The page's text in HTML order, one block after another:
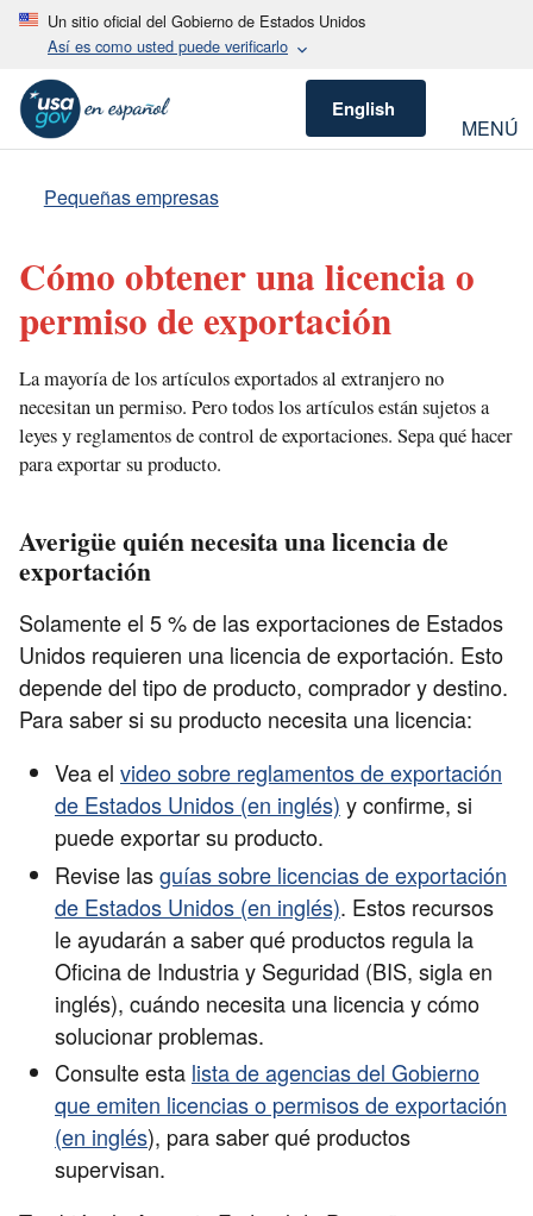
Un sitio oficial del Gobierno de Estados Unidos
Así es como usted puede verificarlo
English
MENÚ
Pequeñas empresas
Cómo obtener una licencia o
permiso de exportación
La mayoría de los artículos exportados al extranjero no
necesitan un permiso. Pero todos los artículos están sujetos a
leyes y reglamentos de control de exportaciones. Sepa qué hacer
para exportar su producto.
Averigüe quién necesita una licencia de
exportación
Solamente el 5 % de las exportaciones de Estados
Unidos requieren una licencia de exportación. Esto
depende del tipo de producto, comprador y destino.
Para saber si su producto necesita una licencia:
Vea el video sobre reglamentos de exportación
de Estados Unidos (en inglés) y confirme, si
puede exportar su producto.
Revise lasguías sobre licencias de exportación
de Estados Unidos (en inglés). Estos recursos
le ayudarán a saber qué productos regula la
Oficina de Industria y Seguridad (BIS, sigla en
inglés), cuándo necesita una licencia y cómo
solucionar problemas.
Consulte esta lista de agencias del Gobierno
que emiten licencias o permisos de exportación
(en inglés), para saber qué productos
supervisan.